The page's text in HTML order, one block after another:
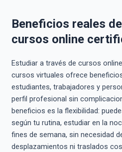
Beneficios reales
cursos online
Estudiar a través de cursos
cursos virtuales ofrece
estudiantes, trabajadores y
perfil profesional sin
beneficios es la flexibilidad:
según tu rutina, estudiar en la
fines de semana, sin necesidad
desplazamientos ni traslados